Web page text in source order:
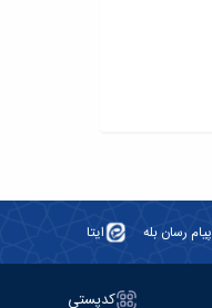
پیام رسان بله ایتا
کدپستی